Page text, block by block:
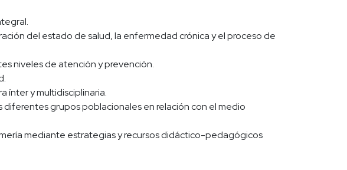
del estado de salud, la enfermedad crónica y el proceso de
niveles de atención y prevención.
ínter y multidisciplinaria.
grupos poblacionales en relación con el medio
mediante estrategias y recursos didáctico-pedagógicos